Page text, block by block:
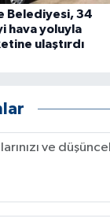
Belediyesi, 34
hava yoluyla
ulaştırdı